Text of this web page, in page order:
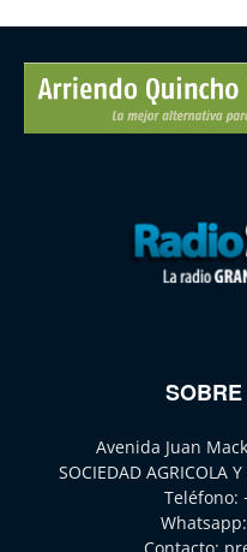
Avenida Juan
SOCIEDAD AGRICOLA
Teléfono:
Whatsapp: